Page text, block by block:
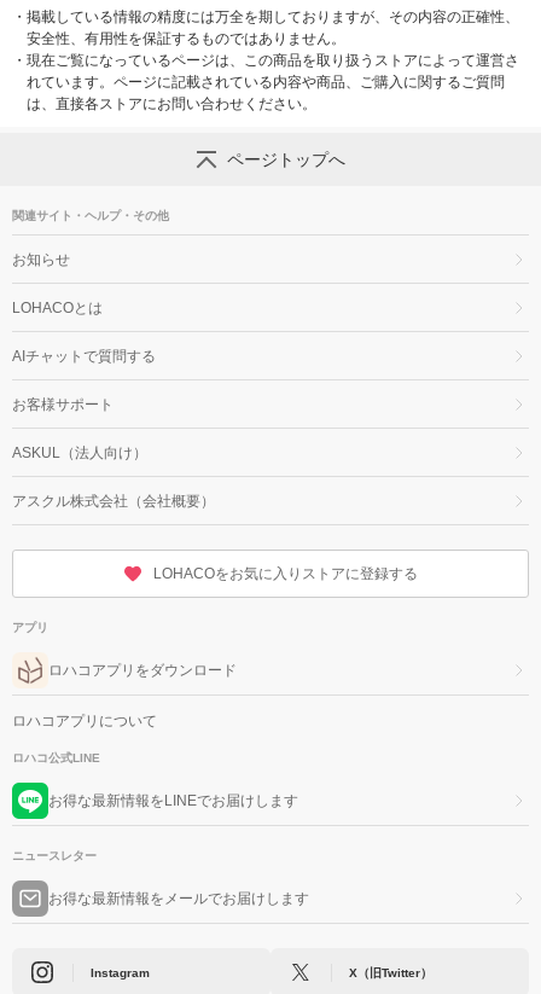
・ 掲載している情報の精度には万全を期しておりますが、その内容の正確性、
安全性、有用性を保証するものではありません。
・ 現在ご覧になっているページは、この商品を取り扱うストアによって運営さ
れています。ページに記載されている内容や商品、ご購入に関するご質問
は、直接各ストアにお問い合わせください。
ページトップへ
関連サイト・ヘルプ・その他
お知らせ
LOHACOとは
AIチャットで質問する
お客様サポート
ASKUL（法人向け）
アスクル株式会社（会社概要）
LOHACOをお気に入りストアに登録する
アプリ
ロハコアプリをダウンロード
ロハコアプリについて
ロハコ公式LINE
お得な最新情報をLINEでお届けします
ニュースレター
お得な最新情報をメールでお届けします
Instagram X（旧Twitter）